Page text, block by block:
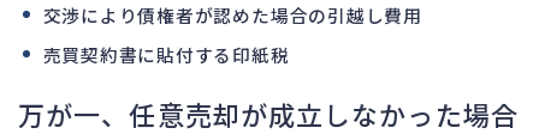
交渉により債権者が認めた場合の引越し費用
売買契約書に貼付する印紙税
万が一、任意売却が成立しなかった場合